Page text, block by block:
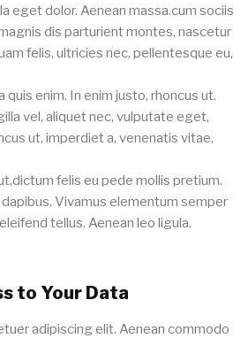
eget dolor. Aenean massa.cum sociis
dis parturient montes, nascetur
felis, ultricies nec, pellentesque eu,
quis enim. In enim justo, rhoncus ut.
vel, aliquet nec, vulputate eget,
ut, imperdiet a, venenatis vitae,
felis eu pede mollis pretium.
Vivamus elementum semper
tellus. Aenean leo ligula.
to Your Data
adipiscing elit. Aenean commodo